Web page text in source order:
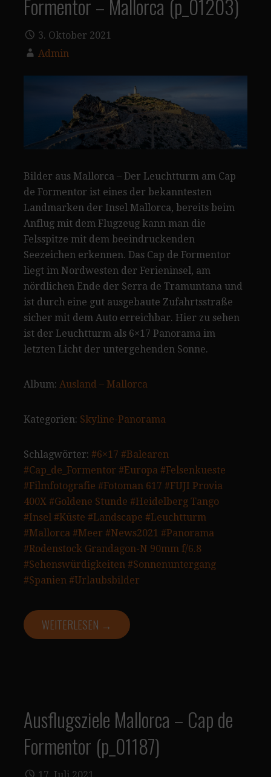
Formentor – Mallorca (p_01203)
3. Oktober 2021
Admin
Bilder aus Mallorca – Der Leuchtturm am Cap
de Formentor ist eines der bekanntesten
Landmarken der Insel Mallorca, bereits beim
Anflug mit dem Flugzeug kann man die
Felsspitze mit dem beeindruckenden
Seezeichen erkennen. Das Cap de Formentor
liegt im Nordwesten der Ferieninsel, am
nördlichen Ende der Serra de Tramuntana und
ist durch eine gut ausgebaute Zufahrtsstraße
sicher mit dem Auto erreichbar. Hier zu sehen
ist der Leuchtturm als 6×17 Panorama im
letzten Licht der untergehenden Sonne.
Album: Ausland – Mallorca
Kategorien: Skyline-Panorama
Schlagwörter: #6×17 #Balearen
#Cap_de_Formentor #Europa #Felsenkueste
#Filmfotografie #Fotoman 617 #FUJI Provia
400X #Goldene Stunde #Heidelberg Tango
#Insel #Küste #Landscape #Leuchtturm
#Mallorca #Meer #News2021 #Panorama
#Rodenstock Grandagon-N 90mm f/6.8
#Sehenswürdigkeiten #Sonnenuntergang
#Spanien #Urlaubsbilder
WEITERLESEN →
Ausflugsziele Mallorca – Cap de
Formentor (p_01187)
17. Juli 2021